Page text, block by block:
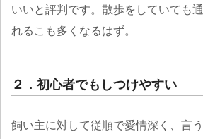
いいと評判です。散歩をしていても
れるこも多くなるはず。
２．初心者でもしつけやすい
飼い主に対して従順で愛情深く、言